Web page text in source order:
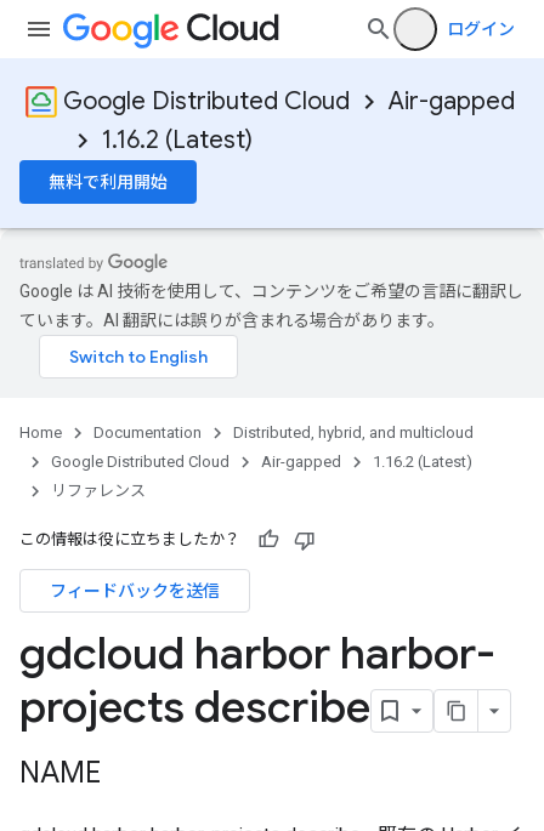
ログイン
Google Distributed Cloud
Air-gapped
1.16.2 (Latest)
無料で利用開始
Google は AI 技術を使用して、コンテンツをご希望の言語に翻訳し
ています。AI 翻訳には誤りが含まれる場合があります。
Home Documentation
Distributed, hybrid, and multicloud
Google Distributed Cloud
Air-gapped
1.16.2 (Latest)
リファレンス
この情報は役に立ちましたか？
フィードバックを送信
gdcloud harbor harbor-
projects describe
NAME